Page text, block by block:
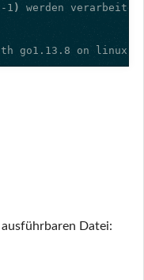
1 )
ausführbaren Datei: